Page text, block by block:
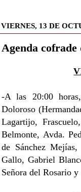
VIERNES, 13 DE
Agenda cofrade
-A las 20:00
Doloroso
Lagartijo,
Belmonte, Avda.
de Sánchez
Gallo, Gabriel
Señora del Rosario